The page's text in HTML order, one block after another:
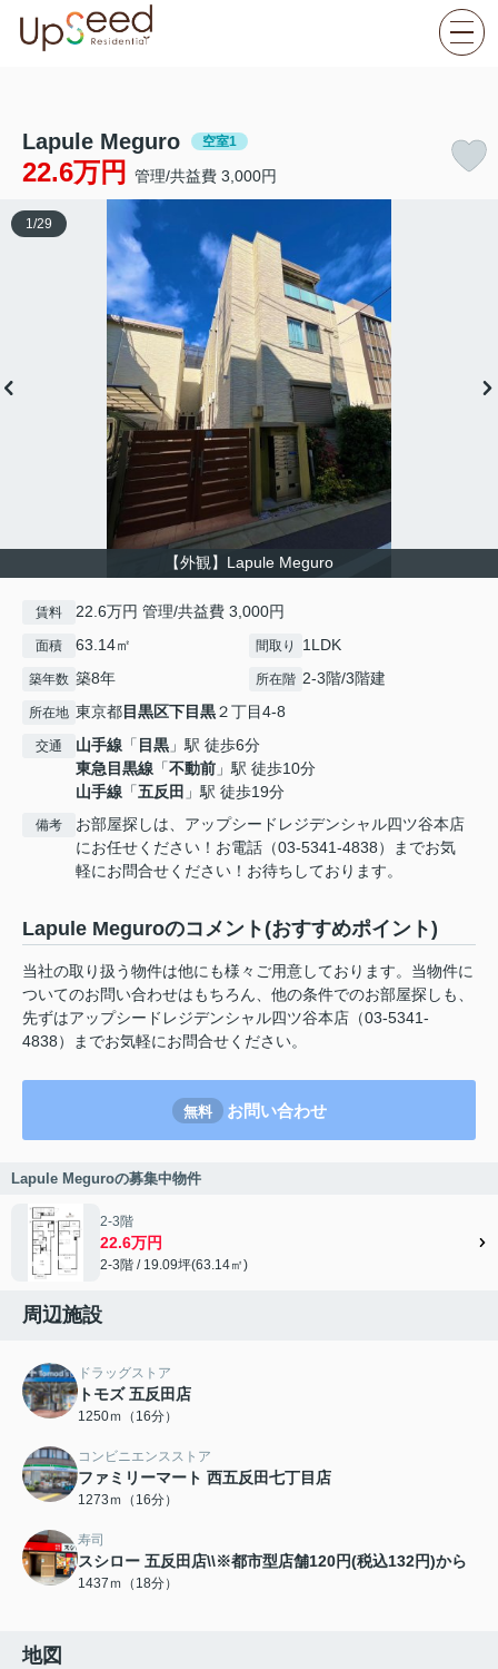
Lapule Meguro 空室1
22.6万円 管理/共益費 3,000円
【外観】Lapule Meguro
1 /29
賃料 22.6万円 管理/共益費 3,000円
面積 63.14㎡ 間取り 1LDK
築年数 築8年 所在階 2-3階/3階建
所在地 東京都目黒区下目黒２丁目4-8
交通 山手線 「 目黒 」駅 徒歩6分
東急目黒線 「不動前 」駅 徒歩10分
山手線 「五反田 」駅 徒歩19分
備考
お部屋探しは、アップシードレジデンシャル四ツ谷本店
にお任せください！お電話（03-5341-4838）までお気
軽にお問合せください！お待ちしております。
Lapule Meguroのコメント(おすすめポイント)
当社の取り扱う物件は他にも様々ご用意しております。当物件に
ついてのお問い合わせはもちろん、他の条件でのお部屋探しも、
先ずはアップシードレジデンシャル四ツ谷本店（03-5341-
4838）までお気軽にお問合せください。
無料 お問い合わせ
Lapule Meguroの募集中物件
2-3階
22.6万円
2-3階 / 19.09坪(63.14㎡)
周辺施設
ドラッグストア
トモズ 五反田店
1250ｍ（16分）
コンビニエンスストア
ファミリーマート 西五反田七丁目店
1273ｍ（16分）
寿司
スシロー 五反田店\\※都市型店舗120円(税込132円)から
1437ｍ（18分）
地図